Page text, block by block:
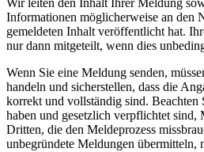
Wir leiten den Inhalt Ihrer Meldung
Informationen möglicherweise an den
gemeldeten Inhalt veröffentlicht hat.
nur dann mitgeteilt, wenn dies
Wenn Sie eine Meldung senden,
handeln und sicherstellen, dass die
korrekt und vollständig sind. Beachten
haben und gesetzlich verpflichtet sind,
Dritten, die den Meldeprozess
unbegründete Meldungen übermitteln,